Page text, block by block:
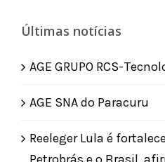
Últimas notícias
AGE GRUPO RCS-
AGE SNA do Paracuru
Reeleger Lula é